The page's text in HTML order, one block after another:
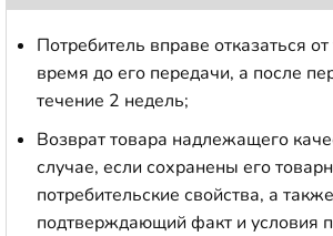
Потребитель вправе отказаться
время до его передачи, а после
течение 2 недель;
Возврат товара надлежащего
случае, если сохранены его
потребительские свойства, а
подтверждающий факт и условия